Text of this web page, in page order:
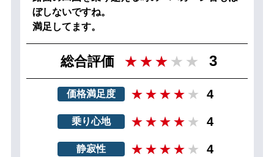
ぼしないですね。
満足してます。
総合評価 3
価格満足度 4
乗り心地 4
静寂性 4